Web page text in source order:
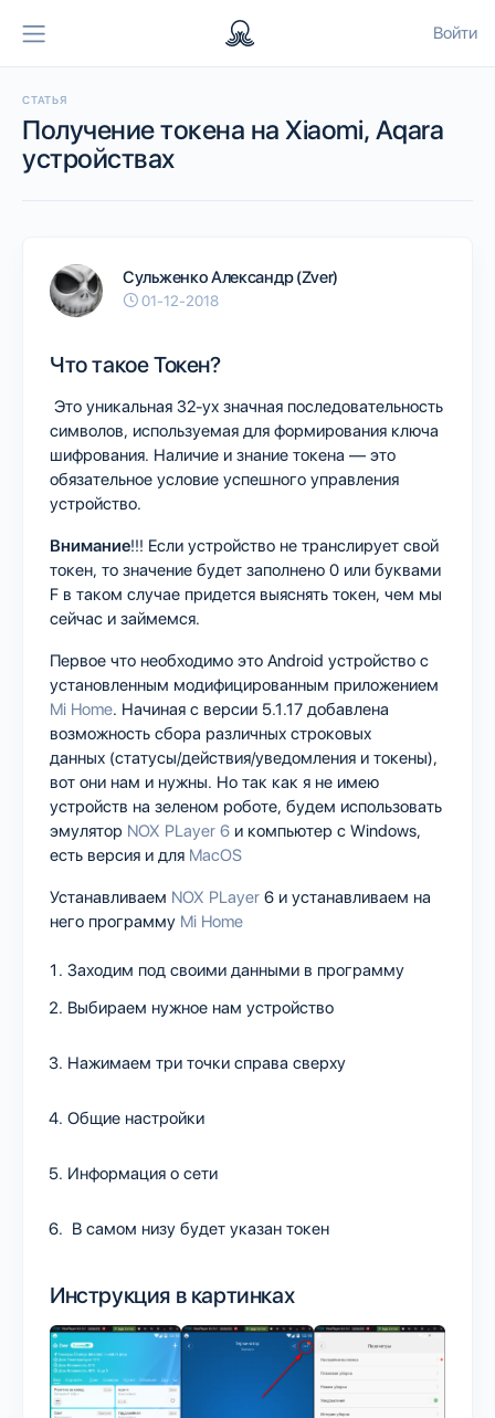
Войти
СТАТЬЯ
Получение токена на Xiaomi, Aqara
устройствах
Сульженко Александр (Zver)
01-12-2018
Что такое Токен?
Это уникальная 32-ух значная последовательность
символов, используемая для формирования ключа
шифрования. Наличие и знание токена — это
обязательное условие успешного управления
устройство.
Внимание!!! Если устройство не транслирует свой
токен, то значение будет заполнено 0 или буквами
F в таком случае придется выяснять токен, чем мы
сейчас и займемся.
Первое что необходимо это Android устройство c
установленным модифицированным приложением
Mi Home. Начиная с версии 5.1.17 добавлена
возможность сбора различных строковых
данных (статусы/действия/уведомления и токены),
вот они нам и нужны. Но так как я не имею
устройств на зеленом роботе, будем использовать
эмулятор NOX PLayer 6 и компьютер с Windows,
есть версия и для MacOS
Устанавливаем NOX PLayer 6 и устанавливаем на
него программу Mi Home
Заходим под своими данными в программу
Выбираем нужное нам устройство
Нажимаем три точки справа сверху
Общие настройки
Информация о сети
В самом низу будет указан токен
Инструкция в картинках